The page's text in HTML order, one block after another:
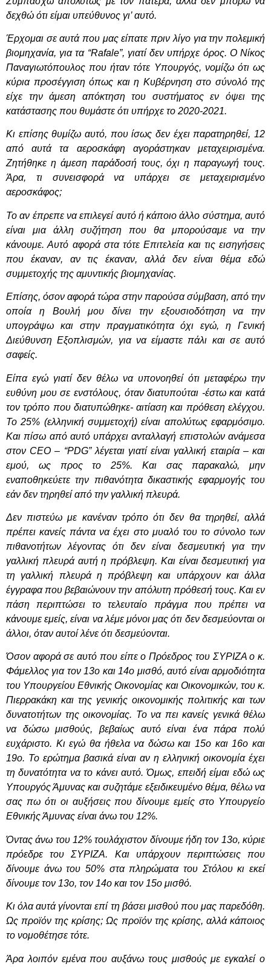
δεχθώ ότι είμαι υπεύθυνος γι’ αυτό.
Έρχομαι σε αυτά που μας είπατε πριν λίγο για την πολεμική
βιομηχανία, για τα “Rafale”, γιατί δεν υπήρχε όρος. Ο Νίκος
Παναγιωτόπουλος που ήταν τότε Υπουργός, νομίζω ότι ως
κύρια προσέγγιση όπως και η Κυβέρνηση στο σύνολό της
είχε την άμεση απόκτηση του συστήματος εν όψει της
κατάστασης που θυμάστε ότι υπήρχε το 2020-2021.
Κι επίσης θυμίζω αυτό, που ίσως δεν έχει παρατηρηθεί, 12
από αυτά τα αεροσκάφη αγοράστηκαν μεταχειρισμένα.
Ζητήθηκε η άμεση παράδοσή τους, όχι η παραγωγή τους.
Άρα, τι συνεισφορά να υπάρχει σε μεταχειρισμένο
αεροσκάφος;
Το αν έπρεπε να επιλεγεί αυτό ή κάποιο άλλο σύστημα, αυτό
είναι μια άλλη συζήτηση που θα μπορούσαμε να την
κάνουμε. Αυτό αφορά στα τότε Επιτελεία και τις εισηγήσεις
που έκαναν, αν τις έκαναν, αλλά δεν είναι θέμα εδώ
συμμετοχής της αμυντικής βιομηχανίας.
Επίσης, όσον αφορά τώρα στην παρούσα σύμβαση, από την
οποία η Βουλή μου δίνει την εξουσιοδότηση να την
υπογράψω και στην πραγματικότητα όχι εγώ, η Γενική
Διεύθυνση Εξοπλισμών, για να είμαστε πάλι και σε αυτό
σαφείς.
Είπα εγώ γιατί δεν θέλω να υπονοηθεί ότι μεταφέρω την
ευθύνη μου σε ενστόλους, όταν διατυπούται -έστω και κατά
τον τρόπο που διατυπώθηκε- αιτίαση και πρόθεση ελέγχου.
Το 25% (ελληνική συμμετοχή) είναι απολύτως εφαρμόσιμο.
Και πίσω από αυτό υπάρχει ανταλλαγή επιστολών ανάμεσα
στον CEO – “PDG” λέγεται γιατί είναι γαλλική εταιρία – και
εμού, ως προς το 25%. Και σας παρακαλώ, μην
εναποθηκεύετε την πιθανότητα δικαστικής εφαρμογής του
εάν δεν τηρηθεί από την γαλλική πλευρά.
Δεν πιστεύω με κανέναν τρόπο ότι δεν θα τηρηθεί, αλλά
πρέπει κανείς πάντα να έχει στο μυαλό του το σύνολο των
πιθανοτήτων λέγοντας ότι δεν είναι δεσμευτική για την
γαλλική πλευρά αυτή η πρόβλεψη. Και είναι δεσμευτική για
τη γαλλική πλευρά η πρόβλεψη και υπάρχουν και άλλα
έγγραφα που βεβαιώνουν την απόλυτη πρόθεσή τους. Και εν
πάση περιπτώσει το τελευταίο πράγμα που πρέπει να
κάνουμε εμείς, είναι να λέμε μόνοι μας ότι δεν δεσμεύονται οι
άλλοι, όταν αυτοί λένε ότι δεσμεύονται.
Όσον αφορά σε αυτό που είπε ο Πρόεδρος του ΣΥΡΙΖΑ ο κ.
Φάμελλος για τον 13ο και 14ο μισθό, αυτό είναι αρμοδιότητα
του Υπουργείου Εθνικής Οικονομίας και Οικονομικών, του κ.
Πιερρακάκη και της γενικής οικονομικής πολιτικής και των
δυνατοτήτων της οικονομίας. Το να πει κανείς γενικά θέλω
να δώσω μισθούς, βεβαίως αυτό είναι ένα πάρα πολύ
ευχάριστο. Κι εγώ θα ήθελα να δώσω και 15ο και 16ο και
19ο. Το ερώτημα βασικά είναι αν η ελληνική οικονομία έχει
τη δυνατότητα να το κάνει αυτό. Όμως, επειδή είμαι εδώ ως
Υπουργός Άμυνας και συζητάμε εξειδικευμένο θέμα, θέλω να
σας πω ότι οι αυξήσεις που δίνουμε εμείς στο Υπουργείο
Εθνικής Άμυνας είναι άνω του 12%.
Όντας άνω του 12% τουλάχιστον δίνουμε ήδη τον 13ο, κύριε
πρόεδρε του ΣΥΡΙΖΑ. Και υπάρχουν περιπτώσεις που
δίνουμε άνω του 50% στα πληρώματα του Στόλου κι εκεί
δίνουμε τον 13ο, τον 14ο και τον 15ο μισθό.
Κι όλα αυτά γίνονται επί τη βάσει μισθού που μας παρεδόθη.
Ως προϊόν της κρίσης; Ως προϊόν της κρίσης, αλλά κάποιος
το νομοθέτησε τότε.
Άρα λοιπόν εμένα που αυξάνω τους μισθούς με εγκαλεί ο